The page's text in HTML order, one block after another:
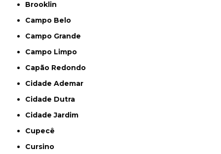
Brooklin
Campo Belo
Campo Grande
Campo Limpo
Capão Redondo
Cidade Ademar
Cidade Dutra
Cidade Jardim
Cupecê
Cursino